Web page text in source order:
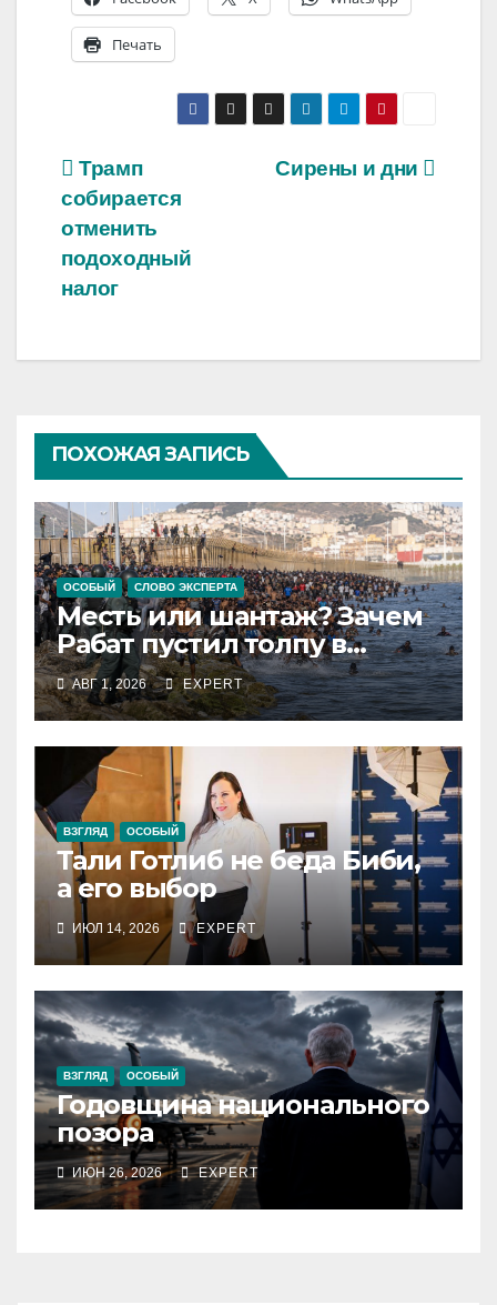
Печать
Навигация
по
записям
Сирены и дни
Трамп
собирается
отменить
подоходный
налог
ПОХОЖАЯ ЗАПИСЬ
ОСОБЫЙ СЛОВО ЭКСПЕРТА
Месть или шантаж? Зачем
Рабат пустил толпу в
испанский анклав
АВГ 1, 2026 EXPERT
ВЗГЛЯД ОСОБЫЙ
Тали Готлиб не беда Биби,
а его выбор
ИЮЛ 14, 2026 EXPERT
ВЗГЛЯД ОСОБЫЙ
Годовщина национального
позора
ИЮН 26, 2026 EXPERT